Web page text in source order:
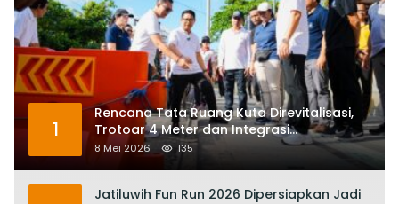
1
Rencana Tata Ruang Kuta Direvitalisasi,
Trotoar 4 Meter dan Integrasi
Transportasi Listrik
8 Mei 2026 135
Jatiluwih Fun Run 2026 Dipersiapkan Jadi